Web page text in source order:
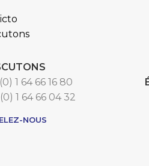
1 64 66 16 80
1 64 66 04 32
NOUS